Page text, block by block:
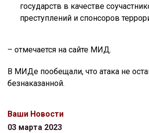
государств в качестве
преступлений и спонсоров
– отмечается на сайте МИД.
В МИДе пообещали, что атака не
безнаказанной.
Ваши Новости
03 марта 2023